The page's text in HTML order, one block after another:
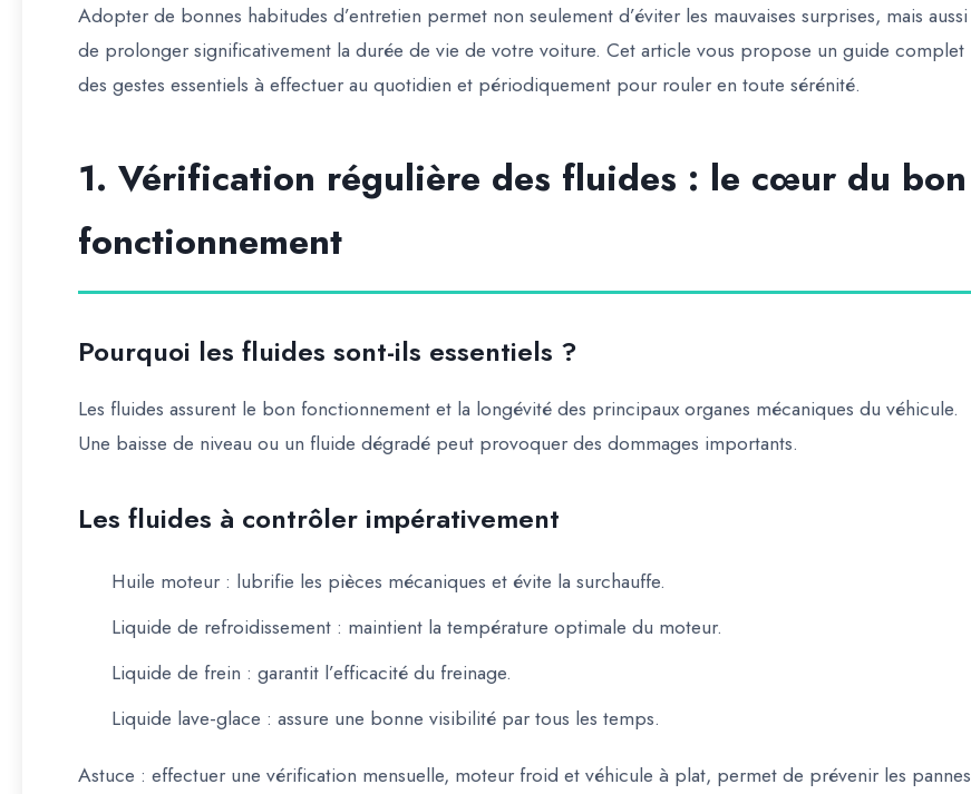
Adopter de bonnes habitudes d’entretien permet non seulement d’éviter les mauvaises surprises, mais aussi
de prolonger significativement la durée de vie de votre voiture. Cet article vous propose un guide complet
des gestes essentiels à effectuer au quotidien et périodiquement pour rouler en toute sérénité.
1. Vérification régulière des fluides : le cœur du bon
fonctionnement
Pourquoi les fluides sont-ils essentiels ?
Les fluides assurent le bon fonctionnement et la longévité des principaux organes mécaniques du véhicule.
Une baisse de niveau ou un fluide dégradé peut provoquer des dommages importants.
Les fluides à contrôler impérativement
Huile moteur : lubrifie les pièces mécaniques et évite la surchauffe.
Liquide de refroidissement : maintient la température optimale du moteur.
Liquide de frein : garantit l’efficacité du freinage.
Liquide lave-glace : assure une bonne visibilité par tous les temps.
Astuce : effectuer une vérification mensuelle, moteur froid et véhicule à plat, permet de prévenir les pannes